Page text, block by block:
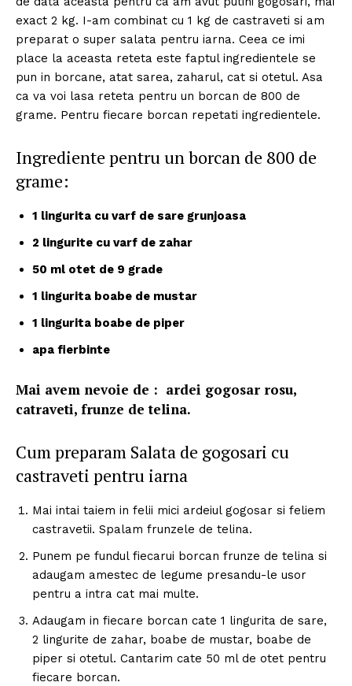
exact 2 kg. I-am combinat cu 1 kg de castraveti si am
preparat o super salata pentru iarna. Ceea ce imi
place la aceasta reteta este faptul ingredientele se
pun in borcane, atat sarea, zaharul, cat si otetul. Asa
ca va voi lasa reteta pentru un borcan de 800 de
grame. Pentru fiecare borcan repetati ingredientele.
Ingrediente pentru un borcan de 800 de
grame:
1 lingurita cu varf de sare grunjoasa
2 lingurite cu varf de zahar
50 ml otet de 9 grade
1 lingurita boabe de mustar
1 lingurita boabe de piper
apa fierbinte
Mai avem nevoie de : ardei gogosar rosu,
catraveti, frunze de telina.
Cum preparam Salata de gogosari cu
castraveti pentru iarna
Mai intai taiem in felii mici ardeiul gogosar si feliem
castravetii. Spalam frunzele de telina.
Punem pe fundul fiecarui borcan frunze de telina si
adaugam amestec de legume presandu-le usor
pentru a intra cat mai multe.
Adaugam in fiecare borcan cate 1 lingurita de sare,
2 lingurite de zahar, boabe de mustar, boabe de
piper si otetul. Cantarim cate 50 ml de otet pentru
fiecare borcan.